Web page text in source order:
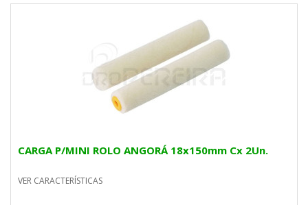
CARGA P/MINI ROLO ANGORÁ 18x150mm Cx 2Un.
VER CARACTERÍSTICAS